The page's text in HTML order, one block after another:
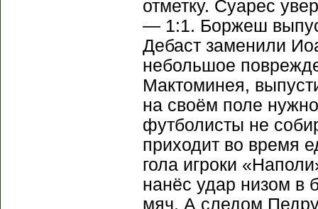
отметку. Суарес
— 1:1. Боржеш
Дебаст заменили
небольшое
Мактоминея,
на своём поле
футболисты не
приходит во время
гола игроки
нанёс удар низом в
мяч. А следом